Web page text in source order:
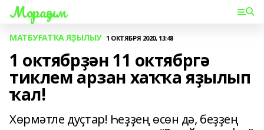
Мораҙым
МАТБУҒАТҠА ЯҘЫЛЫУ 1 ОКТЯБРЯ 2020, 13:48
1 октябрҙән 11 октябргә
тиклем арзан хаҡҡа яҙылып
ҡал!
Хөрмәтле дуҫтар! Һеҙҙең өсөн дә, беҙҙең